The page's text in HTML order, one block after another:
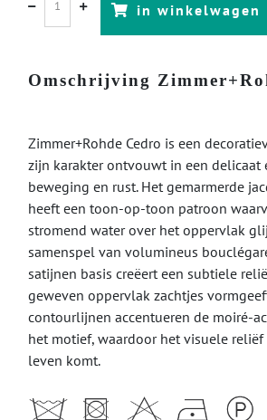
in winkelwagen
Omschrijving
Zimmer+Rohde Cedro is een
zijn karakter ontvouwt in een delicaat
beweging en rust. Het gemarmerde
heeft een toon-op-toon patroon
stromend water over het oppervlak
samenspel van volumineus
satijnen basis creëert een subtiele
geweven oppervlak zachtjes
contourlijnen accentueren de moiré-
het motief, waardoor het visuele
leven komt.